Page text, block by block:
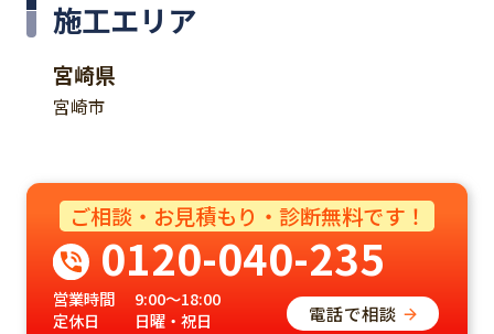
施工エリア
宮崎県
宮崎市
ご相談・お見積もり・診断無料です！
0120-040-235
営業時間
9:00～18:00
定休日
日曜・祝日 電話で相談